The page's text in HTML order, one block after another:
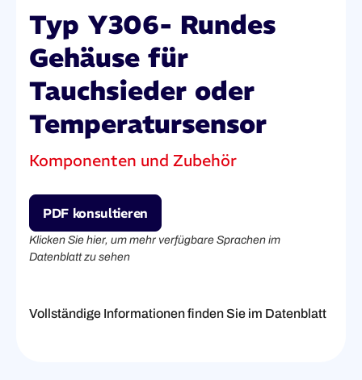
Typ Y306- Rundes
Gehäuse für
Tauchsieder oder
Temperatursensor
Komponenten und Zubehör
PDF konsultieren
Klicken Sie hier, um mehr verfügbare Sprachen im
Datenblatt zu sehen
Vollständige Informationen finden Sie im Datenblatt